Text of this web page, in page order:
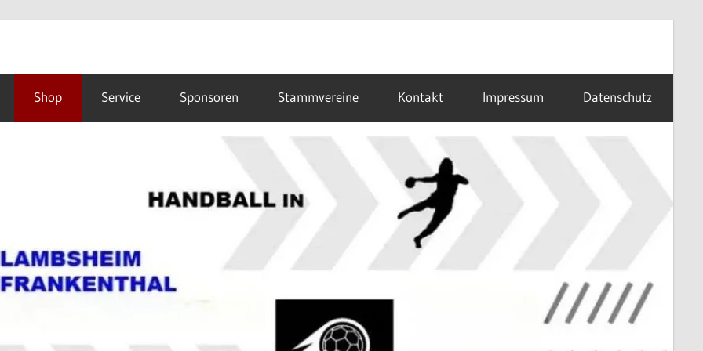
Shop Service Sponsoren Stammvereine Kontakt Impressum Datenschutz